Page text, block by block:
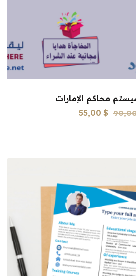
محاكم الإمارات
السعر
55,00 $